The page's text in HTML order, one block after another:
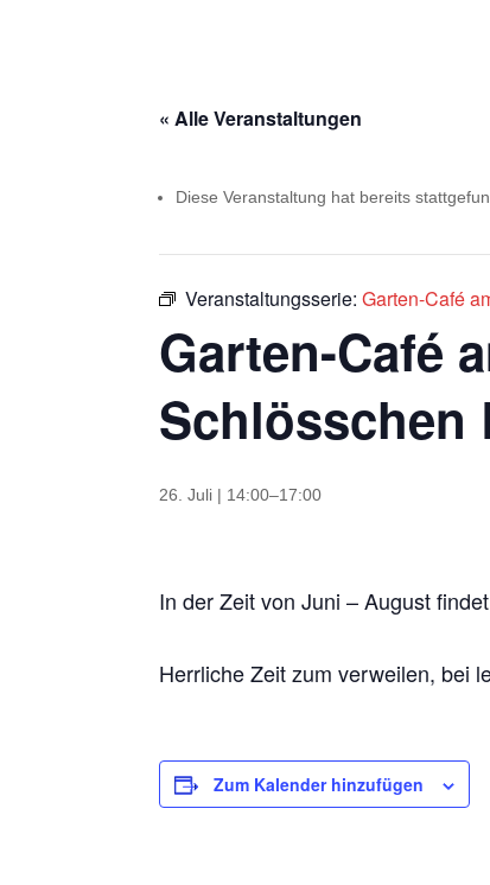
« Alle Veranstaltungen
Diese Veranstaltung hat bereits
Veranstaltungsserie:Garten-Café
Garten-Café
Schlösschen
26. Juli | 14:00–17:00
In der Zeit von Juni – August
Herrliche Zeit zum verweilen, bei
Zum Kalender hinzufügen